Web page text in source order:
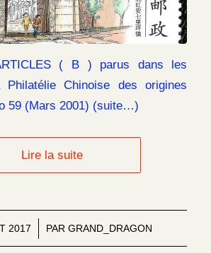
( B ) parus dans les
Chinoise des origines
59 (Mars 2001) (suite…)
Lire la suite
2017 PAR GRAND_DRAGON